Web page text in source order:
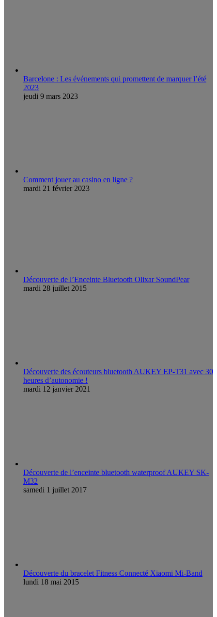
Barcelone : Les événements qui promettent de marquer l’été
2023
jeudi 9 mars 2023
Comment jouer au casino en ligne ?
mardi 21 février 2023
Découverte de l’Enceinte Bluetooth Olixar SoundPear
mardi 28 juillet 2015
Découverte des écouteurs bluetooth AUKEY EP-T31 avec 30
heures d’autonomie !
mardi 12 janvier 2021
Découverte de l’enceinte bluetooth waterproof AUKEY SK-
M32
samedi 1 juillet 2017
Découverte du bracelet Fitness Connecté Xiaomi Mi-Band
lundi 18 mai 2015